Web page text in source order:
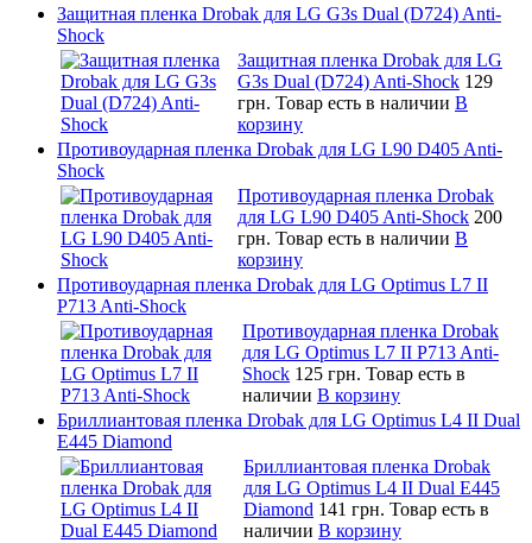
Защитная пленка Drobak для LG G3s Dual (D724) Anti-
Shock
Защитная пленка Drobak для LG
G3s Dual (D724) Anti-Shock 129
грн. Товар есть в наличии В
корзину
Противоударная пленка Drobak для LG L90 D405 Anti-
Shock
Противоударная пленка Drobak
для LG L90 D405 Anti-Shock 200
грн. Товар есть в наличии В
корзину
Противоударная пленка Drobak для LG Optimus L7 II
P713 Anti-Shock
Противоударная пленка Drobak
для LG Optimus L7 II P713 Anti-
Shock 125 грн. Товар есть в
наличии В корзину
Бриллиантовая пленка Drobak для LG Optimus L4 II Dual
E445 Diamond
Бриллиантовая пленка Drobak
для LG Optimus L4 II Dual E445
Diamond 141 грн. Товар есть в
наличии В корзину